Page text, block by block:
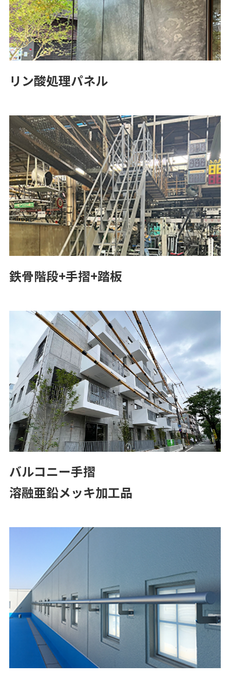
リン酸処理パネル
鉄骨階段+手摺+踏板
バルコニー手摺
溶融亜鉛メッキ加工品